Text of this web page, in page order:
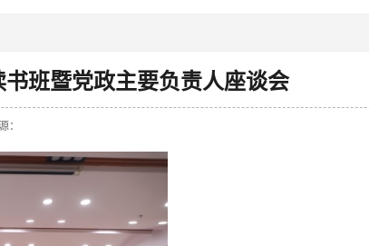
班暨党政主要负责人座谈会
：